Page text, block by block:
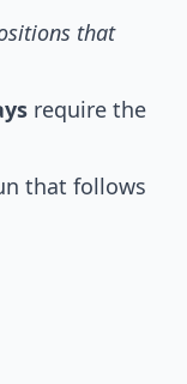
that
require the
that follows